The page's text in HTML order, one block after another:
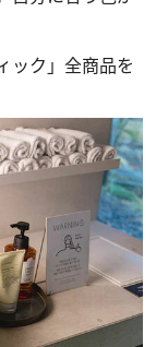
ック」全商品を